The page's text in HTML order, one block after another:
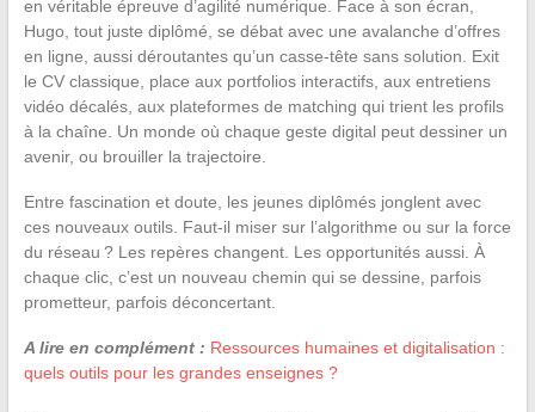
en véritable épreuve d’agilité numérique. Face à son écran,
Hugo, tout juste diplômé, se débat avec une avalanche d’offres
en ligne, aussi déroutantes qu’un casse-tête sans solution. Exit
le CV classique, place aux portfolios interactifs, aux entretiens
vidéo décalés, aux plateformes de matching qui trient les profils
à la chaîne. Un monde où chaque geste digital peut dessiner un
avenir, ou brouiller la trajectoire.
Entre fascination et doute, les jeunes diplômés jonglent avec
ces nouveaux outils. Faut-il miser sur l’algorithme ou sur la force
du réseau ? Les repères changent. Les opportunités aussi. À
chaque clic, c’est un nouveau chemin qui se dessine, parfois
prometteur, parfois déconcertant.
A lire en complément : Ressources humaines et digitalisation :
quels outils pour les grandes enseignes ?